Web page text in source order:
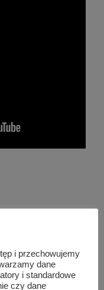
i przechowujemy
dane
i standardowe
czy dane